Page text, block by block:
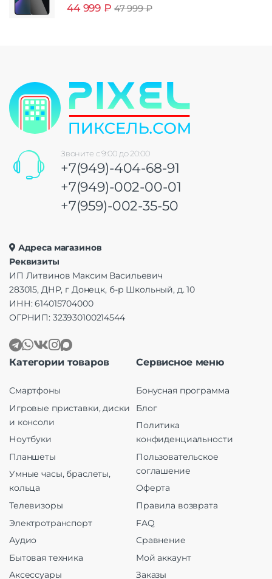
44 999 ₽ 47 999₽
Звоните с 9:00 до 20:00
+7(949)-404-68-91
+7(949)-002-00-01
+7(959)-002-35-50
Адреса магазинов
Реквизиты
ИП Литвинов Максим Васильевич
283015, ДНР, г Донецк, б-р Школьный, д. 10
ИНН: 614015704000
ОГРНИП: 323930100214544
Категории товаров
Смартфоны
Игровые приставки, диски
и консоли
Ноутбуки
Планшеты
Умные часы, браслеты,
кольца
Телевизоры
Электротранспорт
Аудио
Бытовая техника
Аксессуары
Сервисное меню
Бонусная программа
Блог
Политика
конфиденциальности
Пользовательское
соглашение
Оферта
Правила возврата
FAQ
Сравнение
Мой аккаунт
Заказы